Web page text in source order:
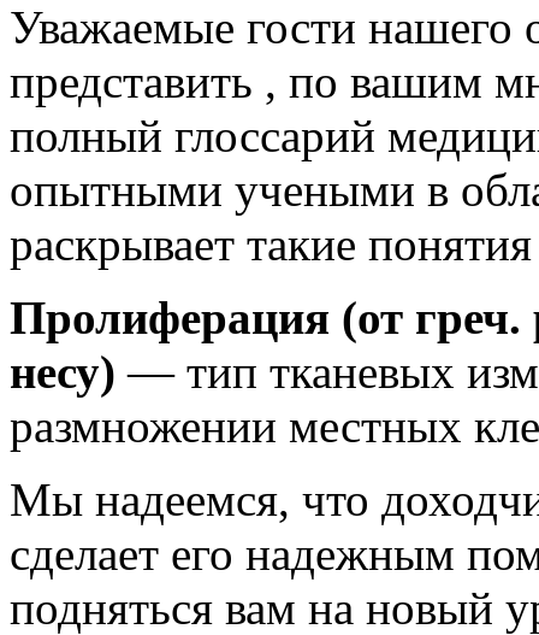
Уважаемые гости нашего
представить , по вашим
полный глоссарий
опытными учеными в
раскрывает такие
Пролиферация (от
несу) — тип тканевых
размножении местных
Мы надеемся, что
сделает его надежным
подняться вам на новый